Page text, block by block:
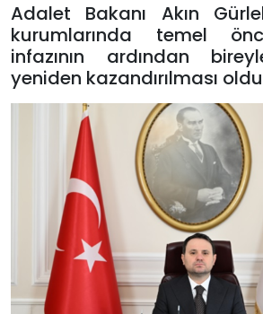
Adalet Bakanı Akın
kurumlarında temel
infazının ardından
yeniden kazandırılması